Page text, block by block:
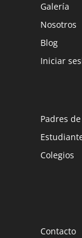
Galería
Nosotros
Blog
Iniciar
Padres
Colegios
Contacto